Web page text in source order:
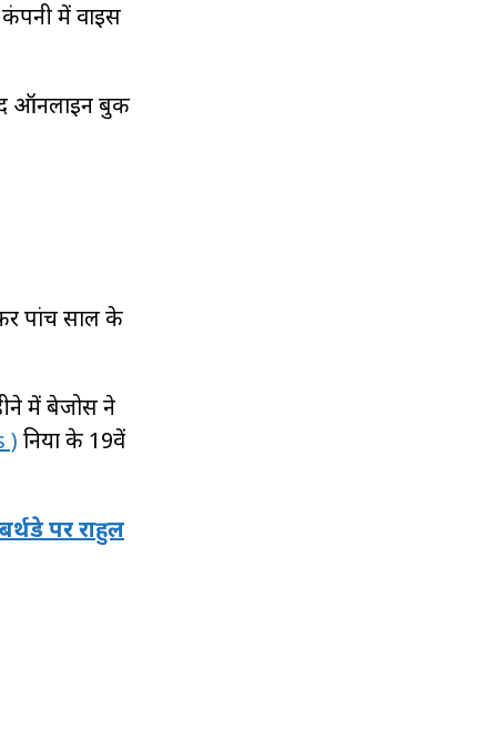
में वाइस
ऑनलाइन बुक
पांच साल के
में बेजोस ने
) दुनिया के 19वें
पर राहुल